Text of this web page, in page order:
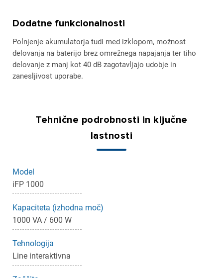
Dodatne funkcionalnosti
Polnjenje akumulatorja tudi med izklopom, možnost
delovanja na baterijo brez omrežnega napajanja ter tiho
delovanje z manj kot 40 dB zagotavljajo udobje in
zanesljivost uporabe.
Tehnične podrobnosti in ključne
lastnosti
Model
iFP 1000
Kapaciteta (izhodna moč)
1000 VA / 600 W
Tehnologija
Line interaktivna